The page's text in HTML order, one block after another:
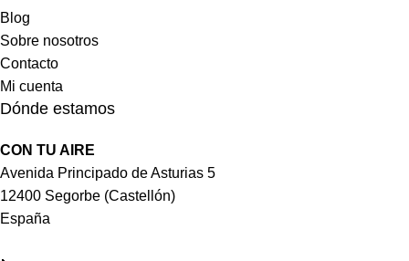
Blog
Sobre nosotros
Contacto
Mi cuenta
Dónde estamos
CON TU AIRE
Avenida Principado de Asturias 5
12400 Segorbe (Castellón)
España